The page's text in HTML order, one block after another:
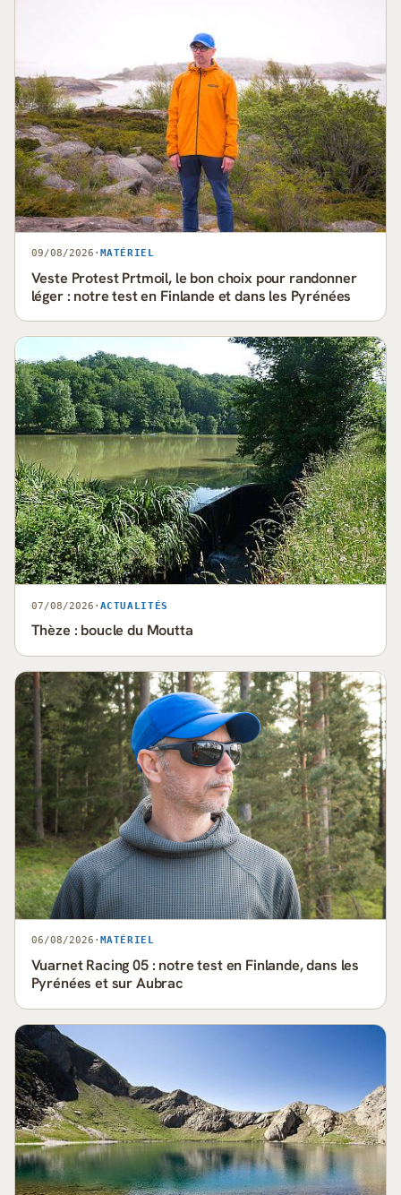
09/08/2026 · MATÉRIEL
Veste Protest Prtmoil, le bon choix pour randonner
léger : notre test en Finlande et dans les Pyrénées
07/08/2026 · ACTUALITÉS
Thèze : boucle du Moutta
06/08/2026 · MATÉRIEL
Vuarnet Racing 05 : notre test en Finlande, dans les
Pyrénées et sur Aubrac